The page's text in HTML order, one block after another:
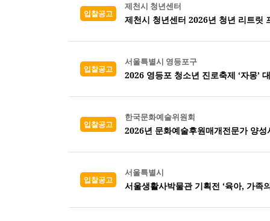
입찰공고
제천시 청년센터
제천시 청년센터 2026년 청년 리트릿
입찰공고
서울특별시 영등포구
2026 영등포 청소년 진로축제 ‘자몽’
입찰공고
한국문화예술위원회
2026년 문화예술후원매개전문가 양성
입찰공고
서울특별시
서울생활사박물관 기획전 ‘육아, 가족